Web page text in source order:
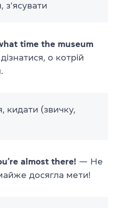
з'ясувати
time the museum
о котрій
кидати (звичку,
almost there! — Не
досягла мети!